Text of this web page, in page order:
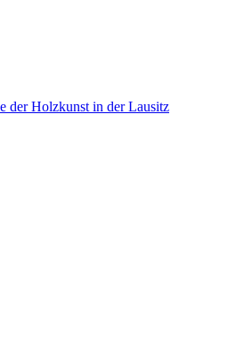
der Holzkunst in der Lausitz